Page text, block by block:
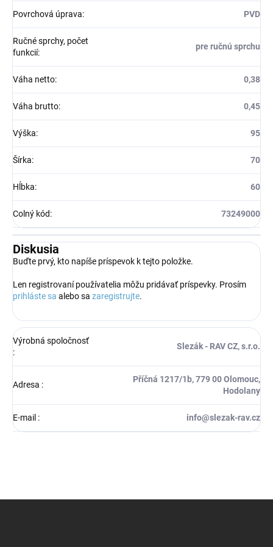
Povrchová úprava: PVD
Ručné sprchy, počet
funkcií:
pre ručnú sprchu
Váha netto: 0,38
Váha brutto: 0,45
Výška: 95
Šírka: 70
Hĺbka: 60
Colný kód: 73249000
Diskusia
Buďte prvý, kto napíše príspevok k tejto položke.
Len registrovaní používatelia môžu pridávať príspevky. Prosím
prihláste sa alebo sa zaregistrujte.
Výrobná spoločnosť
:
Slezák - RAV CZ, s.r.o.
Adresa :
Příčná 1217/1b, 779 00 Olomouc,
Hodolany
E-mail : info@slezak-rav.cz